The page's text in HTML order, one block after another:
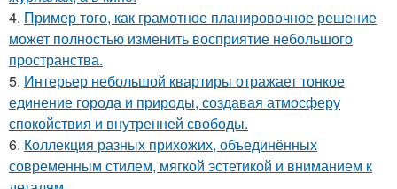
4. Пример того, как грамотное планировочное решение
может полностью изменить восприятие небольшого
пространства.
5. Интерьер небольшой квартиры отражает тонкое
единение города и природы, создавая атмосферу
спокойствия и внутренней свободы.
6. Коллекция разных прихожих, объединённых
современным стилем, мягкой эстетикой и вниманием к